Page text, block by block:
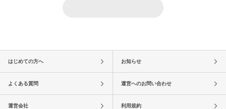
はじめての方へ お知らせ
よくある質問 運営へのお問い合わせ
運営会社 利用規約